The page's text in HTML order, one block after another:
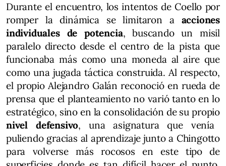
Durante el encuentro, los intentos de Coello por
romper la dinámica se limitaron a acciones
individuales de potencia, buscando un misil
paralelo directo desde el centro de la pista que
funcionaba más como una moneda al aire que
como una jugada táctica construida. Al respecto,
el propio Alejandro Galán reconoció en rueda de
prensa que el planteamiento no varió tanto en lo
estratégico, sino en la consolidación de su propio
nivel defensivo, una asignatura que venía
puliendo gracias al aprendizaje junto a Chingotto
para volverse más rocosos en este tipo de